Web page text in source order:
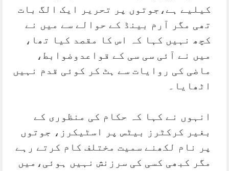
کیلیے ہے،جوتوں پر تحریر ایک الگ بات
تھی مگر آرم بینڈ کے حوالے سے میں نے
کچھ نہیں کہا کہ اس کا مقصد کیا تھا،
میں نے آئی سی سی کے قواعدوضوابط،
ماضی کی روایات سے ہٹ کر کوئی قدم نہیں
اٹھایا۔
انہوں نے کہا کہ حکام کی منظوری کے
بغیر کرکٹرز بیٹس پر اسٹیکرز، جوتوں
پر نام لکھنے سمیت مختلف کام کرتے رہے
مگر کبھی کسی کی سرزنش نہیں ہوئی،میں